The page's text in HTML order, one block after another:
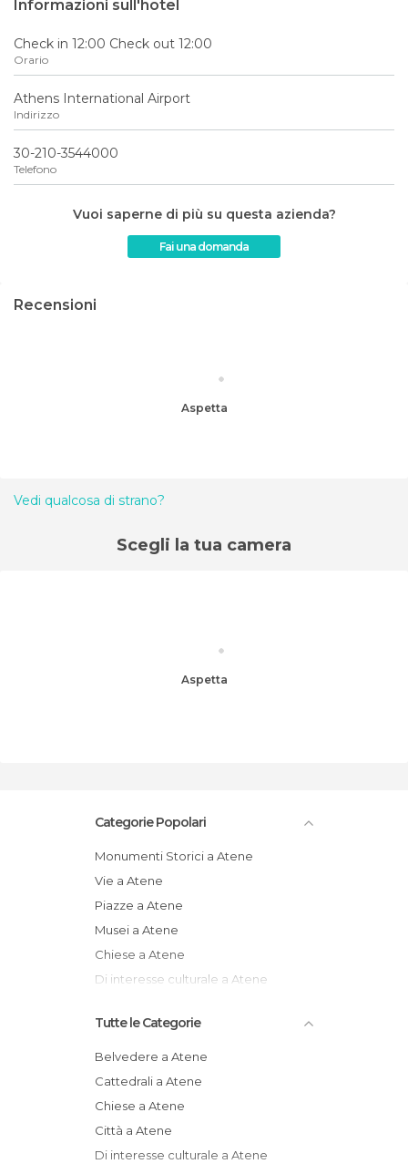
Informazioni sull'hotel
Check in 12:00 Check out 12:00
Orario
Athens International Airport
Indirizzo
30-210-3544000
Telefono
Vuoi saperne di più su questa azienda?
Fai una domanda
Recensioni
Aspetta
Vedi qualcosa di strano?
Scegli la tua camera
Aspetta
Categorie Popolari
Monumenti Storici a Atene
Vie a Atene
Piazze a Atene
Musei a Atene
Chiese a Atene
Di interesse culturale a Atene
Tutte le Categorie
Belvedere a Atene
Cattedrali a Atene
Chiese a Atene
Città a Atene
Di interesse culturale a Atene